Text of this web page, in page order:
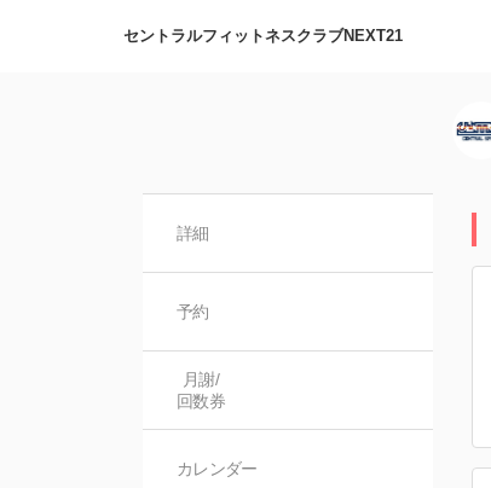
セントラルフィットネスクラブNEXT21
詳細
予約
月謝/
回数券
カレンダー